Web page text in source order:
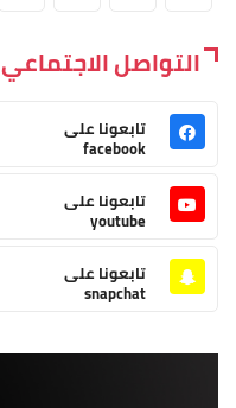
التواصل الاجتماعي
تابعونا على
facebook
تابعونا على
youtube
تابعونا على
snapchat